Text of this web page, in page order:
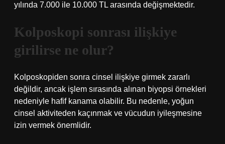
yılında 7.000 ile 10.000 TL arasında değişmektedir.
Kolposkopi sonrası ilişkiye
girilirse ne olur?
Kolposkopiden sonra cinsel ilişkiye girmek zararlı
değildir, ancak işlem sırasında alınan biyopsi örnekleri
nedeniyle hafif kanama olabilir. Bu nedenle, yoğun
cinsel aktiviteden kaçınmak ve vücudun iyileşmesine
izin vermek önemlidir.